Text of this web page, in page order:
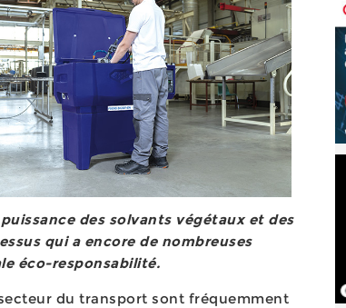
des solvants végétaux et des
qui a encore de nombreuses
éco-responsabilité.
du transport sont fréquemment